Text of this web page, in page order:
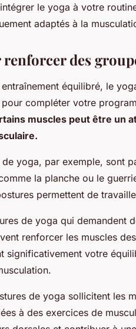
le yoga à votre
adaptés à la
renforcer des
entraînement équilibré, le
compléter votre
muscles peut être un
de yoga, par exemple, sont
la planche ou le
permettent de
de yoga qui demandent
renforcer les muscles
significativement votre
de yoga sollicitent les
à des exercices de